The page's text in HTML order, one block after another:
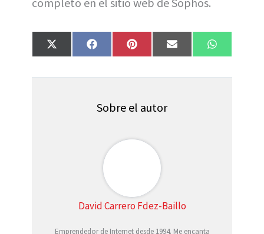
Compartir
en
X
(
w
Compartir
en
F
a
e
o
k
Compartir
en
P
i
t
e
s
Compartir
en
E
m
i
Compartir
en
W
h
t
Sobre el autor
David Carrero Fdez-Baillo
Emprendedor de Internet desde 1994. Me encanta